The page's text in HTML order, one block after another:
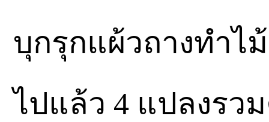
บุกรุกแผ้วถางทำไ
ไปแล้ว 4 แปลงรว